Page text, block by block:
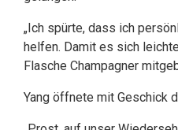
„Ich spürte, dass ich
helfen. Damit es sich
Flasche Champagner
Yang öffnete mit Geschick